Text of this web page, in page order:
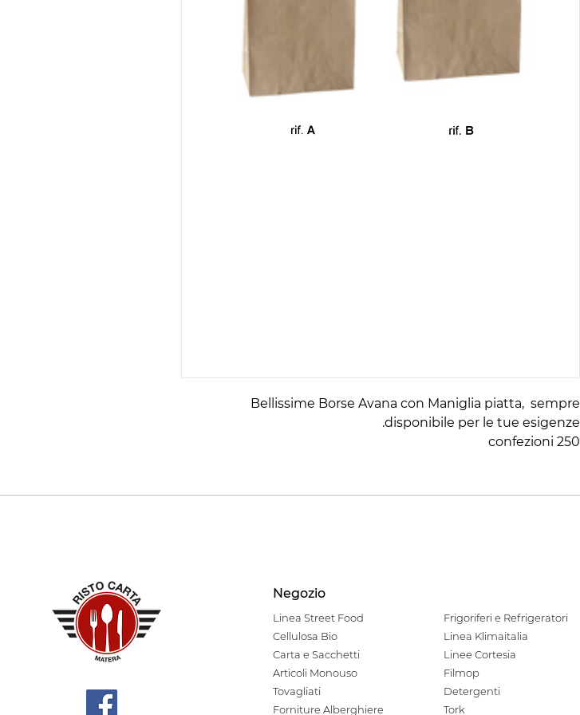
Bellissime Borse Avana con Maniglia piatta, sempre
disponibile per le tue esigenze.
250 confezioni
Negozio
Linea Street Food
Cellulosa Bio
Carta e Sacchetti
Articoli Monouso
Tovagliati
Forniture Alberghiere
Frigoriferi e Refrigeratori
Linea Klimaitalia
Linee Cortesia
Filmop
Detergenti
Tork